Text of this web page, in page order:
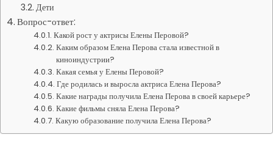
Дети
Вопрос-ответ:
Какой рост у актрисы Елены Перовой?
Каким образом Елена Перова стала известной в
киноиндустрии?
Какая семья у Елены Перовой?
Где родилась и выросла актриса Елена Перова?
Какие награды получила Елена Перова в своей карьере?
Какие фильмы сняла Елена Перова?
Какую образование получила Елена Перова?